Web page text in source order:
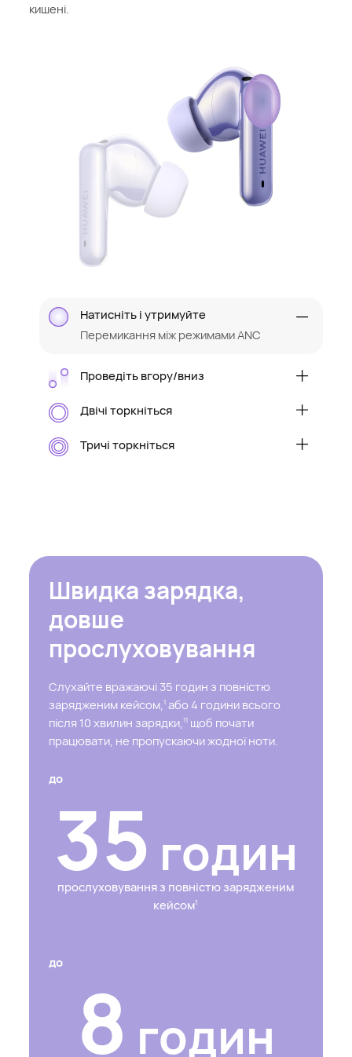
кишені.
Натисніть і утримуйте
Перемикання між режимами ANC
Проведіть вгору/вниз
Двічі торкніться
відповісти/завершити виклик
Тричі торкніться
Швидка зарядка,
довше
прослуховування
Слухайте вражаючі 35 годин з повністю
зарядженим кейсом, 1 або 4 години всього
після 10 хвилин зарядки, 11 щоб почати
працювати, не пропускаючи жодної ноти.
до
35 годин
прослуховування з повністю зарядженим
кейсом1
до
8 годин